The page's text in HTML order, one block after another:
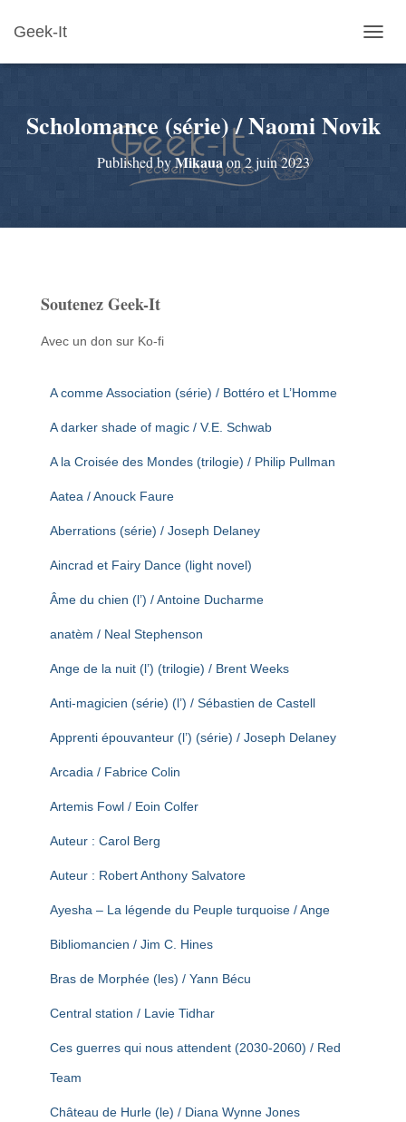
Geek-It
U
R
Scholomance (série) / Naomi Novik
Published byMikauaon2 juin 2023
Soutenez Geek-It
Avec un don sur Ko-fi
A comme Association (série) / Bottéro et L’Homme
A darker shade of magic / V.E. Schwab
A la Croisée des Mondes (trilogie) / Philip Pullman
Aatea / Anouck Faure
Aberrations (série) / Joseph Delaney
Aincrad et Fairy Dance (light novel)
Âme du chien (l’) / Antoine Ducharme
anatèm / Neal Stephenson
Ange de la nuit (l’) (trilogie) / Brent Weeks
Anti-magicien (série) (l’) / Sébastien de Castell
Apprenti épouvanteur (l’) (série) / Joseph Delaney
Arcadia / Fabrice Colin
Artemis Fowl / Eoin Colfer
Auteur : Carol Berg
Auteur : Robert Anthony Salvatore
Ayesha – La légende du Peuple turquoise / Ange
Bibliomancien / Jim C. Hines
Bras de Morphée (les) / Yann Bécu
Central station / Lavie Tidhar
Ces guerres qui nous attendent (2030-2060) / Red
Team
Château de Hurle (le) / Diana Wynne Jones